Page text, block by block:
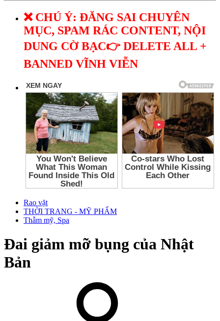
❌ CHÚ Ý: ĐĂNG SAI CHUYÊN
MỤC, SPAM RÁC CONTENT, NỘI
DUNG CỜ BẠC👉 DELETE ALL +
BANNED VĨNH VIỄN
Rao vặt
THỜI TRANG - MỸ PHẨM
Thẫm mỹ, Spa
Đai giảm mỡ bụng của Nhật
Bản